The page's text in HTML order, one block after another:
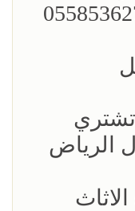
بالرياض 0558536273
الرياض